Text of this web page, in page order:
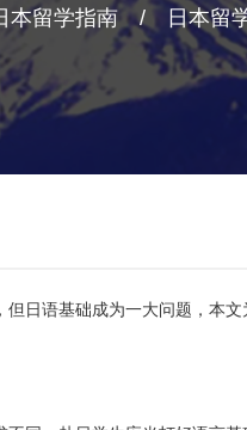
本留学指南 / 日本留
日语基础成为一大问题，本文